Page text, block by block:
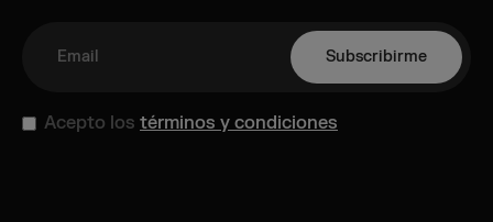
Acepto los términos y condiciones